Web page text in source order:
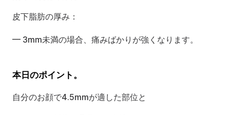
皮下脂肪の厚み：
— 3mm未満の場合、痛みばかりが強くなります。
本日のポイント。
自分のお顔で4.5mmが適した部位と